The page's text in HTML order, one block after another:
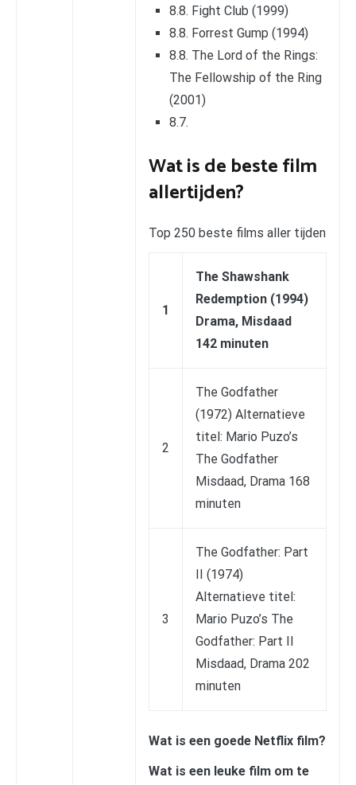
8.8. Fight Club (1999)
8.8. Forrest Gump (1994)
8.8. The Lord of the Rings:
The Fellowship of the Ring
(2001)
8.7.
Wat is de beste film
allertijden?
Top 250 beste films aller tijden
1
The Shawshank
Redemption (1994)
Drama, Misdaad
142 minuten
2
The Godfather
(1972) Alternatieve
titel: Mario Puzo’s
The Godfather
Misdaad, Drama 168
minuten
3
The Godfather: Part
II (1974)
Alternatieve titel:
Mario Puzo’s The
Godfather: Part II
Misdaad, Drama 202
minuten
Wat is een goede Netflix film?
Wat is een leuke film om te